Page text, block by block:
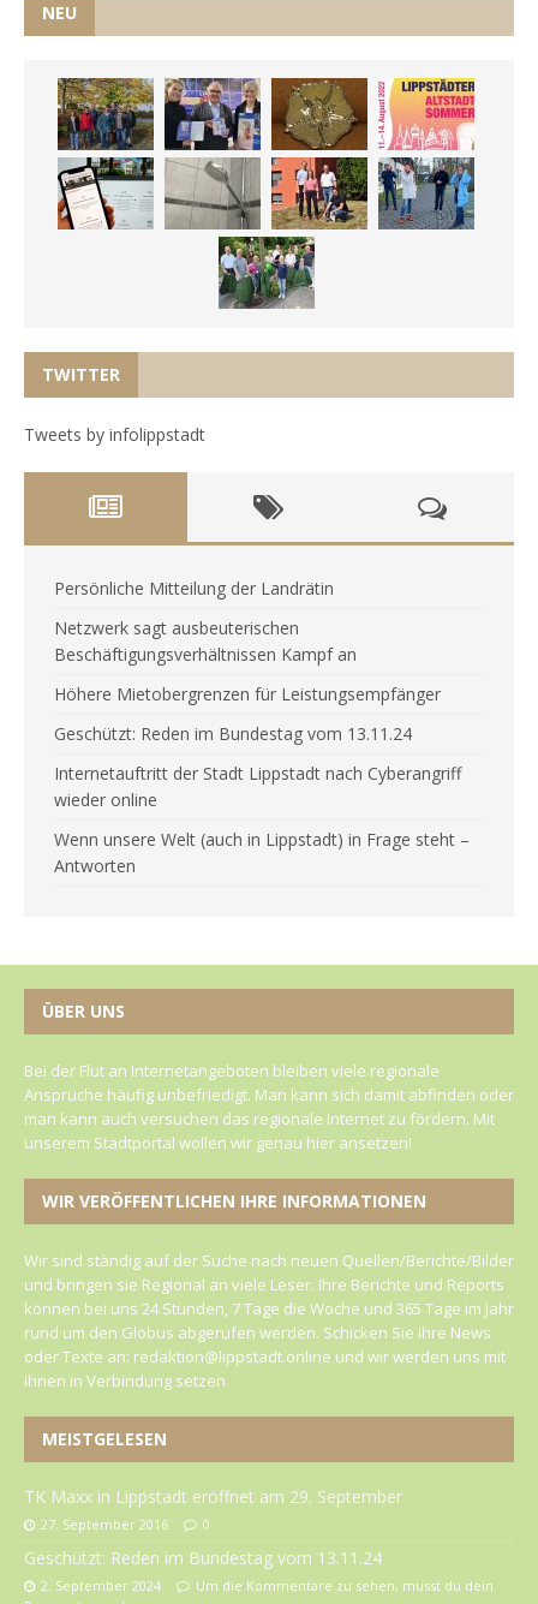
NEU
TWITTER
Tweets by infolippstadt
Persönliche Mitteilung der Landrätin
Netzwerk sagt ausbeuterischen
Beschäftigungsverhältnissen Kampf an
Höhere Mietobergrenzen für Leistungsempfänger
Geschützt: Reden im Bundestag vom 13.11.24
Internetauftritt der Stadt Lippstadt nach Cyberangriff
wieder online
Wenn unsere Welt (auch in Lippstadt) in Frage steht –
Antworten
ÜBER UNS
Bei der Flut an Internetangeboten bleiben viele regionale
Ansprüche häufig unbefriedigt. Man kann sich damit abfinden oder
man kann auch versuchen das regionale Internet zu fördern. Mit
unserem Stadtportal wollen wir genau hier ansetzen!
WIR VERÖFFENTLICHEN IHRE INFORMATIONEN
Wir sind ständig auf der Suche nach neuen Quellen/Berichte/Bilder
und bringen sie Regional an viele Leser. Ihre Berichte und Reports
können bei uns 24 Stunden, 7 Tage die Woche und 365 Tage im Jahr
rund um den Globus abgerufen werden. Schicken Sie Ihre News
oder Texte an: redaktion@lippstadt.online und wir werden uns mit
Ihnen in Verbindung setzen
MEISTGELESEN
TK Maxx in Lippstadt eröffnet am 29. September
27. September 2016 0
Geschützt: Reden im Bundestag vom 13.11.24
2. September 2024
Um die Kommentare zu sehen, musst du dein